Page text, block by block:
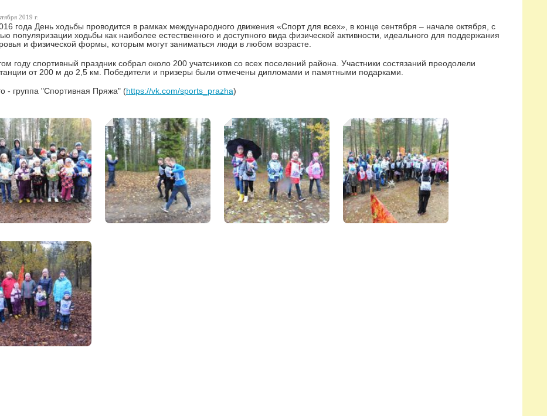
2019 г.
года День ходьбы проводится в рамках международного движения «Спорт для всех», в конце сентября – начале октября, с
популяризации ходьбы как наиболее естественного и доступного вида физической активности, идеального для поддержания
и физической формы, которым могут заниматься люди в любом возрасте.
году спортивный праздник собрал около 200 учатсников со всех поселений района. Участники состязаний преодолели
от 200 м до 2,5 км. Победители и призеры были отмечены дипломами и памятными подарками.
- группа "Спортивная Пряжа" (https://vk.com/sports_prazha)